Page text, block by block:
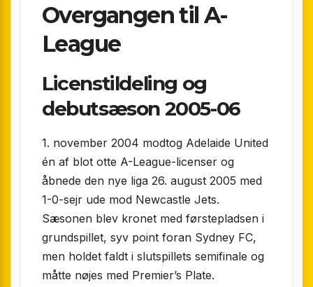
Overgangen til A-
League
Licenstildeling og
debutsæson 2005-06
1. november 2004 modtog Adelaide United
én af blot otte A-League-licenser og
åbnede den nye liga 26. august 2005 med
1-0-sejr ude mod Newcastle Jets.
Sæsonen blev kronet med førstepladsen i
grundspillet, syv point foran Sydney FC,
men holdet faldt i slutspillets semifinale og
måtte nøjes med Premier’s Plate.